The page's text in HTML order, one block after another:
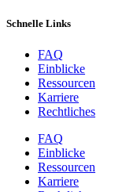
Schnelle Links
FAQ
Einblicke
Ressourcen
Karriere
Rechtliches
FAQ
Einblicke
Ressourcen
Karriere